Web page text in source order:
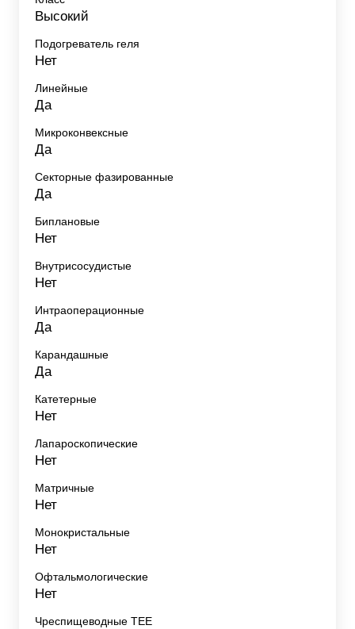
Высокий
Подогреватель геля
Нет
Линейные
Да
Микроконвексные
Да
Секторные фазированные
Да
Биплановые
Нет
Внутрисосудистые
Нет
Интраоперационные
Да
Карандашные
Да
Катетерные
Нет
Лапароскопические
Нет
Матричные
Нет
Монокристальные
Нет
Офтальмологические
Нет
Чреспищеводные TEE